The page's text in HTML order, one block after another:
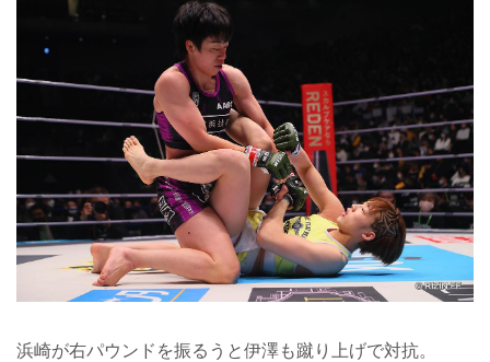
浜崎が右パウンドを振るうと伊澤も蹴り上げで対抗。